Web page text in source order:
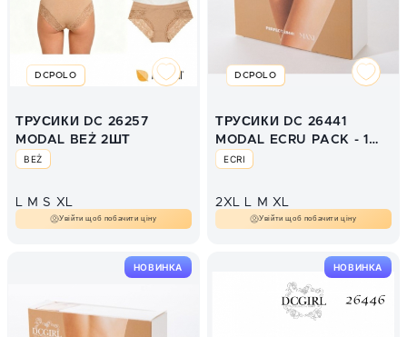
DCPOLO
ТРУСИКИ DC 26257
MODAL BEŻ 2ШТ
BEŻ
L M S XL
Увійти щоб побачити ціну
DCPOLO
ТРУСИКИ DC 26441
MODAL ECRU PACK - 1
SZT
ECRI
2XL L M XL
Увійти щоб побачити ціну
НОВИНКА НОВИНКА